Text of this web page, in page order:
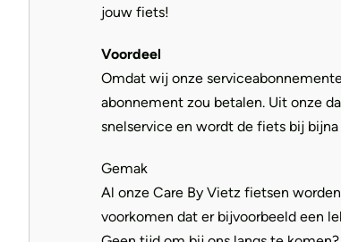
jouw fiets!
Voordeel
Omdat wij onze
abonnement zou betalen. Uit onze
snelservice en wordt de fiets bij
Gemak
Al onze Care By Vietz fietsen
voorkomen dat er bijvoorbeeld een